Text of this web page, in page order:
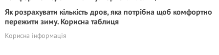
Як розрахувати кількість дров, яка потрібна щоб комфортно
пережити зиму. Корисна таблиця
Корисна інформація